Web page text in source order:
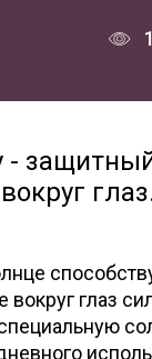
-
глаз
специальную